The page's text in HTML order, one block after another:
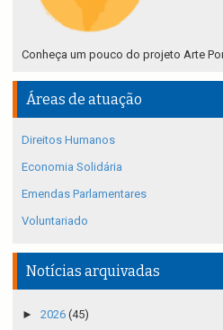
Conheça um pouco do projeto Arte
Áreas de atuação
Direitos Humanos
Economia Solidária
Emendas Parlamentares
Voluntariado
Notícias arquivadas
► 2026 (45)